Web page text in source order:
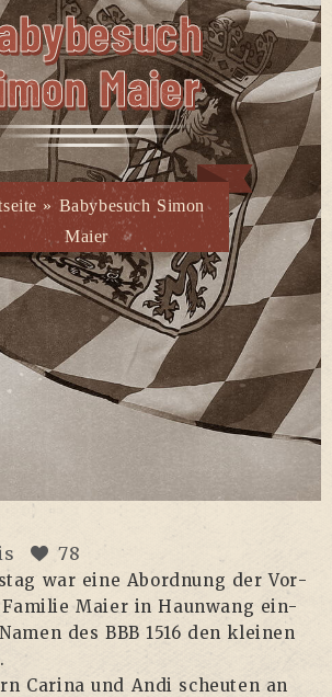
Maier
»Babybesuch Simon
Maier
78
war eine Abord­nung der Vor­
Mai­er in Haun­wang ein­
des BBB 1516 den klei­nen
Cari­na und Andi scheu­ten an